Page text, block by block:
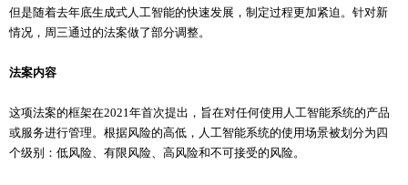
但是随着去年底生成式人工智能的快速发展，制定过程更加紧迫。针对新
情况，周三通过的法案做了部分调整。
法案内容
这项法案的框架在2021年首次提出，旨在对任何使用人工智能系统的产品
或服务进行管理。 根据风险的高低，人工智能系统的使用场景被划分为四
个级别：低风险、有限风险、高风险和不可接受的风险。